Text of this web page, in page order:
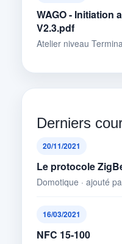
WAGO - Initiation
V2.3.pdf
Atelier niveau
Derniers
20/11/2021
Le protocole
Domotique · ajouté
16/03/2021
NFC 15-100